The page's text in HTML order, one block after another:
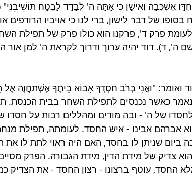
אֶשְׁכְּבָה וְאִישָׁן כִּי אַתָּה ה' לְבָדָד לָבֶטַח
בסופו של דבר לישון, ברי לנו כי אויביו
לעומת פרק ד', פרקנו הוא כולו פרק של תפילת
ה', ד). דוד יהיה ערוך ודרוך לקראת ה' למן אור
ואומר: "וַאֲנִי בְּרֹב חַסְדְּךָ אָבוֹא בֵיתֶךָ אֶשְׁתַּחֲוֶה
כאשר נכנסים לתפילת השחר בבית הכנסת.
של ה' - ובה מודים ומהללים רבות על
אברהם אבינו - איש החסד. לעומתה, תפילת
ביום שניתן לו בחסד, האם היה ראוי לתת לו את
צדיק של מידת הדין, מידת הגבורה. הפרק
החסד, עוטף ברצונו - רצון החסד - את הצדיק